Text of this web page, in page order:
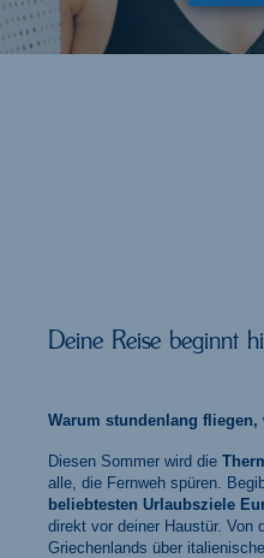
Deine Reise beginnt
Warum stundenlang
Diesen Sommer wird die
alle, die Fernweh spüren.
beliebtesten Urlaubsziele
direkt vor deiner Haustür. Von
Griechenlands über